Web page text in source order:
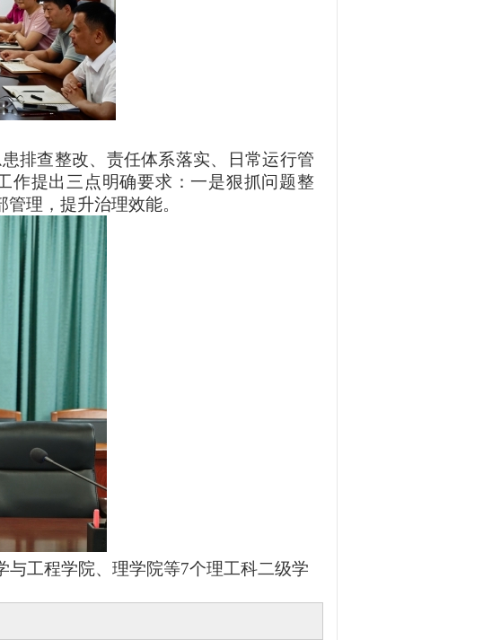
排查整改、责任体系落实、日常运行管
作提出三点明确要求：一是狠抓问题整
实内部管理，提升治理效能。
与工程学院、理学院等7个理工科二级学